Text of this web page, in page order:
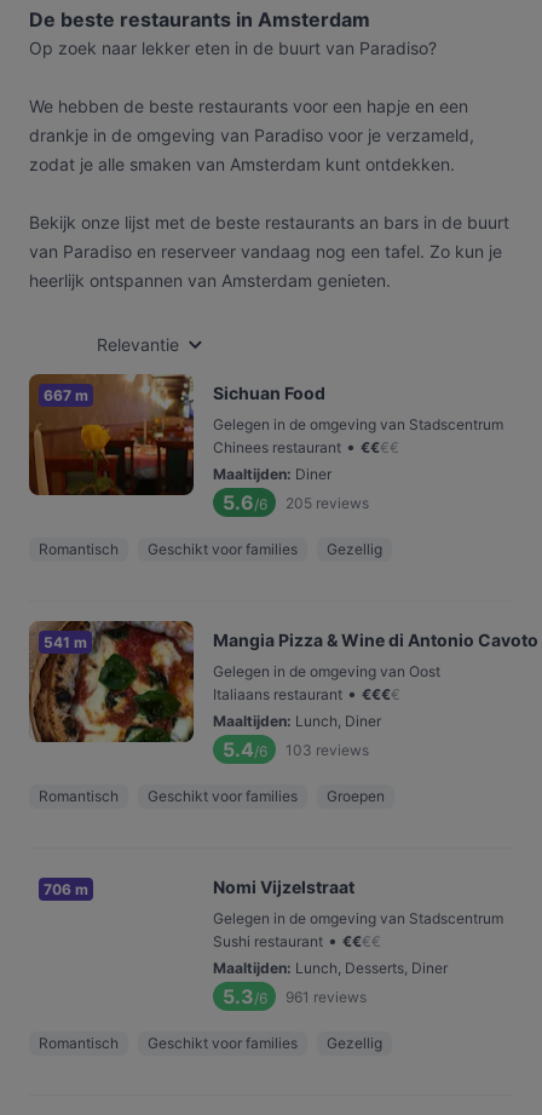
De beste restaurants in Amsterdam
Op zoek naar lekker eten in de buurt van Paradiso?
We hebben de beste restaurants voor een hapje en een
drankje in de omgeving van Paradiso voor je verzameld,
zodat je alle smaken van Amsterdam kunt ontdekken.
Bekijk onze lijst met de beste restaurants an bars in de buurt
van Paradiso en reserveer vandaag nog een tafel. Zo kun je
heerlijk ontspannen van Amsterdam genieten.
Relevantie
667 m Sichuan Food
Gelegen in de omgeving van Stadscentrum
Chinees restaurant • €€€€
Maaltijden: Diner
5.6/6 205 reviews
Romantisch Geschikt voor families Gezellig
541 m Mangia Pizza & Wine di Antonio Cavoto
Gelegen in de omgeving van Oost
Italiaans restaurant • €€€€
Maaltijden: Lunch, Diner
5.4/6 103 reviews
Romantisch Geschikt voor families Groepen
706 m Nomi Vijzelstraat
Gelegen in de omgeving van Stadscentrum
Sushi restaurant • €€€€
Maaltijden: Lunch, Desserts, Diner
5.3/6 961 reviews
Romantisch Geschikt voor families Gezellig